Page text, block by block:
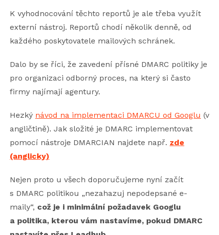
K vyhodnocování těchto reportů je ale třeba využít
externí nástroj. Reportů chodí několik denně, od
každého poskytovatele mailových schránek.
Dalo by se říci, že zavedení přísné DMARC politiky je
pro organizaci odborný proces, na který si často
firmy najímají agentury.
Hezký návod na implementaci DMARCU od Googlu (v
angličtině). Jak složité je DMARC implementovat
pomocí nástroje DMARCIAN najdete např. zde
(anglicky)
Nejen proto u všech doporučujeme nyní začít
s DMARC politikou „nezahazuj nepodepsané e-
maily“, což je i minimální požadavek Googlu
a politika, kterou vám nastavíme, pokud DMARC